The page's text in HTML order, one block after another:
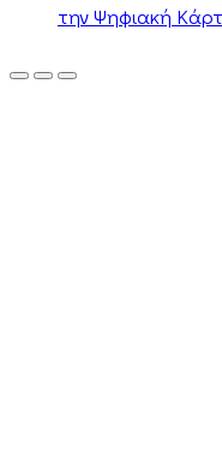
την Ψηφιακή